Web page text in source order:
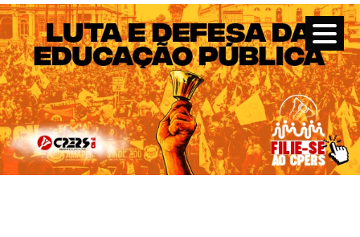
CPERS – Sindicato
CPERS – Sindicato dos Professores e Funcionários de escola
do Estado do Rio Grande do Sul